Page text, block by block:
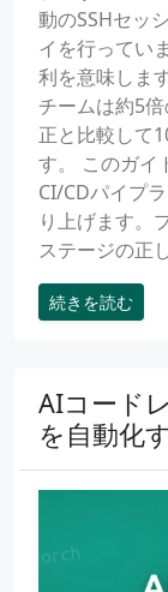
動のSSHセッ
イを行ってい
利を意味しま
チームは約5
正と比較して
す。 このガイ
CI/CDパイプ
り上げます。
ステージの正
続きを読む
AIコード
を自動化